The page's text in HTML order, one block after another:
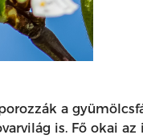
a
is. Fő okai az